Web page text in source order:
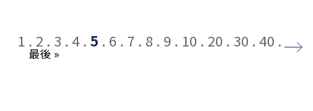
1 2 3 4 5 6 7 8 9 10 20 30 40
最後 »